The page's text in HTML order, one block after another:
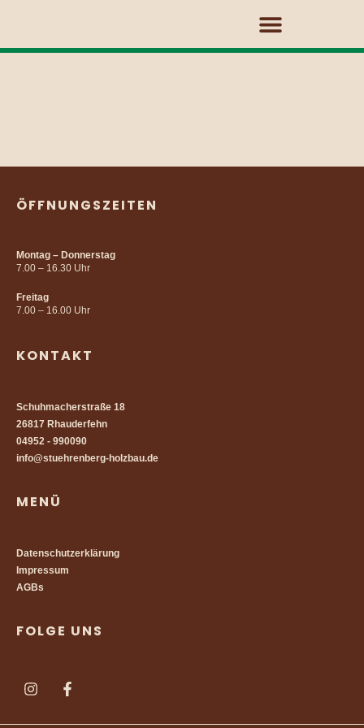
ÖFFNUNGSZEITEN
Montag – Donnerstag
7.00 – 16.30 Uhr
Freitag
7.00 – 16.00 Uhr
KONTAKT
Schuhmacherstraße 18
26817 Rhauderfehn
04952 - 990090
info@stuehrenberg-holzbau.de
MENÜ
Datenschutzerklärung
Impressum
AGBs
FOLGE UNS